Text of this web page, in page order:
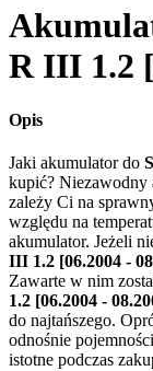
R III 1.2
Opis
Jaki akumulator do
kupić? Niezawodny
zależy Ci na
względu na
akumulator. Jeżeli
III 1.2 [06.2004 -
Zawarte w nim
1.2 [06.2004 -
do najtańszego.
odnośnie
istotne podczas